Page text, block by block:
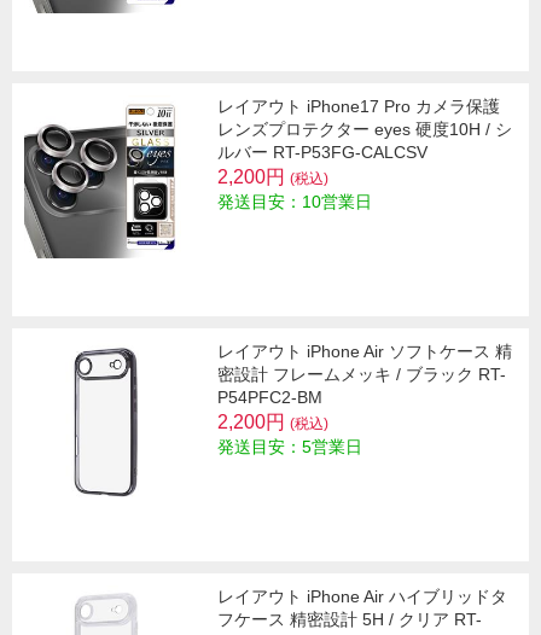
レイアウト iPhone17 Pro カメラ保護
レンズプロテクター eyes 硬度10H / シ
ルバー RT-P53FG-CALCSV
2,200円 (税込)
発送目安：10営業日
レイアウト iPhone Air ソフトケース 精
密設計 フレームメッキ / ブラック RT-
P54PFC2-BM
2,200円 (税込)
発送目安：5営業日
レイアウト iPhone Air ハイブリッドタ
フケース 精密設計 5H / クリア RT-